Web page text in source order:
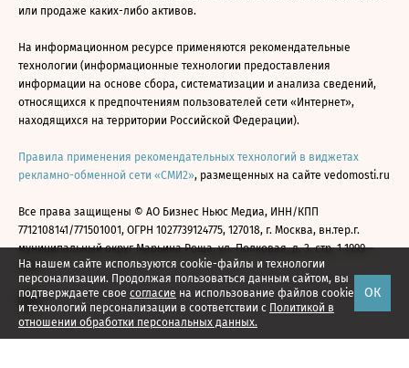
На нашем сайте используются cookie-файлы и технологии
персонализации. Продолжая пользоваться данным сайтом, вы
подтверждаете свое согласие на использование файлов cookie
и технологий персонализации в соответствии с Политикой в
отношении обработки персональных данных.
ОК
или продаже каких-либо активов.
На информационном ресурсе применяются рекомендательные
технологии (информационные технологии предоставления
информации на основе сбора, систематизации и анализа сведений,
относящихся к предпочтениям пользователей сети «Интернет»,
находящихся на территории Российской Федерации).
Правила применения рекомендательных технологий в виджетах
рекламно-обменной сети «СМИ2», размещенных на сайте vedomosti.ru
Все права защищены © АО Бизнес Ньюс Медиа, ИНН/КПП
7712108141/771501001, ОГРН 1027739124775, 127018, г. Москва, вн.тер.г.
муниципальный округ Марьина Роща, ул. Полковая, д. 3, стр. 1 1999—
2026